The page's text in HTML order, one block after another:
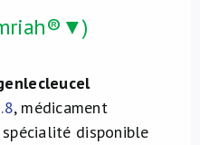
, médicament
disponible